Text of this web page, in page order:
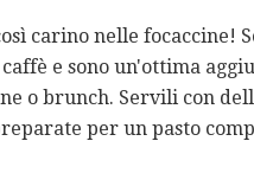
carino nelle focaccine!
e sono un'ottima
o brunch. Servili con
per un pasto